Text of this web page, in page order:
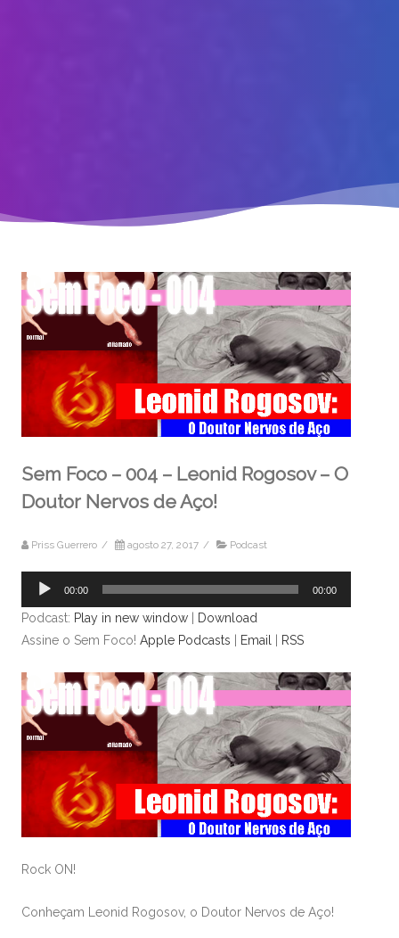
Sem Foco – 004 – Leonid Rogosov – O
Doutor Nervos de Aço!
Priss Guerrero / agosto 27, 2017 / Podcast
Tocador
áudio
00:00 00:00
Podcast: Play in new window
Download
Assine o Sem Foco! Apple Podcasts Email RSS
Rock ON!
Conheçam Leonid Rogosov, o Doutor Nervos de Aço!